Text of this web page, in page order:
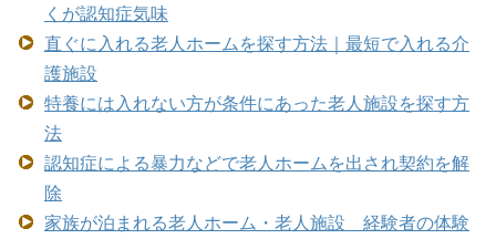
くが認知症気味
直ぐに入れる老人ホームを探す方法｜最短で入れる介
護施設
特養には入れない方が条件にあった老人施設を探す方
法
認知症による暴力などで老人ホームを出され契約を解
除
家族が泊まれる老人ホーム・老人施設 経験者の体験